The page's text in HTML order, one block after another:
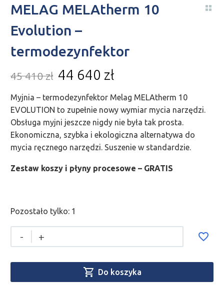
MELAG MELAtherm 10
Evolution –
termodezynfektor
45 410zł 44 640 zł
Myjnia – termodezynfektor Melag MELAtherm 10
EVOLUTION to zupełnie nowy wymiar mycia narzędzi.
Obsługa myjni jeszcze nigdy nie była tak prosta.
Ekonomiczna, szybka i ekologiczna alternatywa do
mycia ręcznego narzędzi. Suszenie w standardzie.
Zestaw koszy i płyny procesowe – GRATIS
Pozostało tylko: 1
- +
 Do koszyka